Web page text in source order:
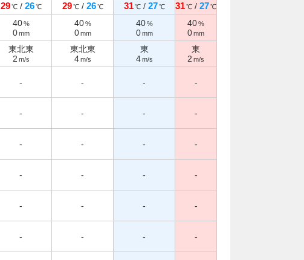
29 ℃/ 26 ℃ 29 ℃/ 26 ℃ 31 ℃/ 27 ℃ 31℃ / 27℃
40 %
0 mm
40 %
0 mm
40 %
0 mm
40%
0mm
東北東
2 m/s
東北東
4 m/s
東
4 m/s
東
2 m/s
- - - -
- - - -
- - - -
- - - -
- - - -
- - - -